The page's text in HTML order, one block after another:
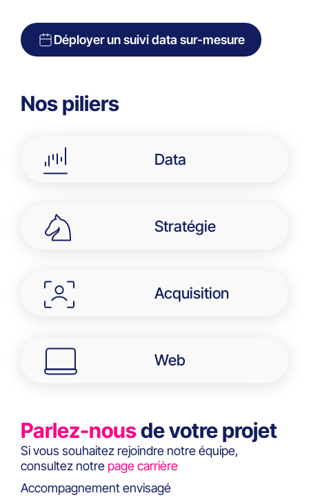
Déployer un suivi data sur-mesure
Nos piliers
Data
Stratégie
Acquisition
Web
Parlez-nousde votre projet
Si vous souhaitez rejoindre notre équipe,
consultez notre page carrière
Accompagnement envisagé